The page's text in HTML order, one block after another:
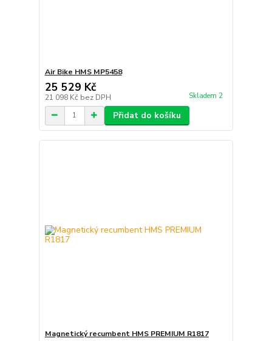
Air Bike HMS MP5458
25 529 Kč
21 098 Kč bez DPH Skladem 2
Přidat do košíku
Magnetický recumbent HMS PREMIUM R1817